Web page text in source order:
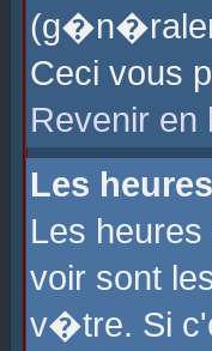
Ceci vous
Revenir en
Les
Les
voir sont
v�tre. Si